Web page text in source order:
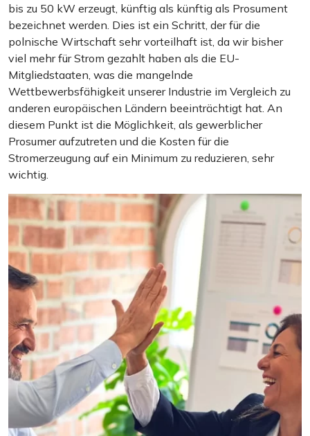
bis zu 50 kW erzeugt, künftig als künftig als Prosument
bezeichnet werden. Dies ist ein Schritt, der für die
polnische Wirtschaft sehr vorteilhaft ist, da wir bisher
viel mehr für Strom gezahlt haben als die EU-
Mitgliedstaaten, was die mangelnde
Wettbewerbsfähigkeit unserer Industrie im Vergleich zu
anderen europäischen Ländern beeinträchtigt hat. An
diesem Punkt ist die Möglichkeit, als gewerblicher
Prosumer aufzutreten und die Kosten für die
Stromerzeugung auf ein Minimum zu reduzieren, sehr
wichtig.